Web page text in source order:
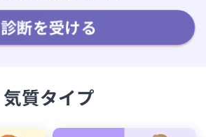
診断を受ける
気質タイプ